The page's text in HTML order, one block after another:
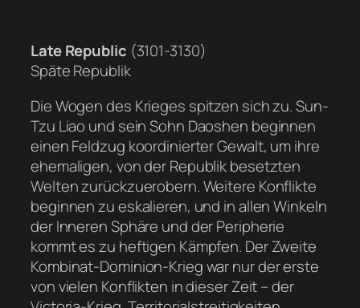
Late Republic (3101-3130)
Späte Republik
Die Wogen des Krieges spitzen sich zu. Sun-
Tzu Liao und sein Sohn Daoshen beginnen
einen Feldzug koordinierter Gewalt, um ihre
ehemaligen, von der Republik besetzten
Welten zurückzuerobern. Weitere Konflikte
beginnen zu eskalieren, und in allen Winkeln
der Inneren Sphäre und der Peripherie
kommt es zu heftigen Kämpfen. Der Zweite
Kombinat-Dominion-Krieg war nur der erste
von vielen Konflikten in dieser Zeit – der